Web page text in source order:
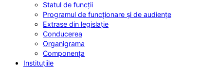
Statul de funcții
Programul de funcționare și de audiențe
Extrase din legislație
Conducerea
Organigrama
Componența
Instituțiile